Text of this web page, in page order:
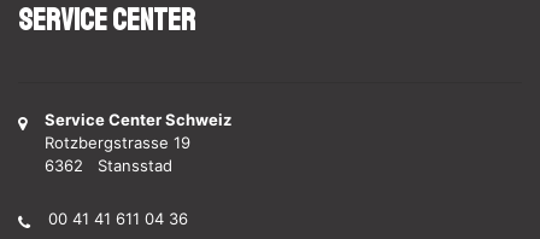
Service Center
Service Center Schweiz
Rotzbergstrasse 19
6362 Stansstad
00 41 41 611 04 36